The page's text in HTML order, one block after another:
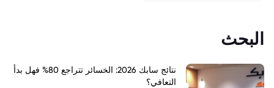
البحث
نتائج سابك 2026: الخسائر تتراجع 80% فهل بدأ
التعافي؟